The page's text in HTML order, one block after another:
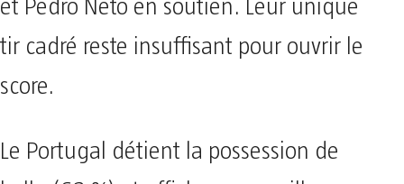
et Pedro Neto en soutien. Leur unique
tir cadré reste insuffisant pour ouvrir le
score.
Le Portugal détient la possession de